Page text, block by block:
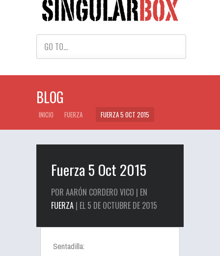
GO TO...
BLOG
INICIO FUERZA FUERZA 5 OCT 2015
Fuerza 5 Oct 2015
POR AARÓN CORDERO VICO | EN
FUERZA | EL 5 DE OCTUBRE DE 2015
Sentadilla: